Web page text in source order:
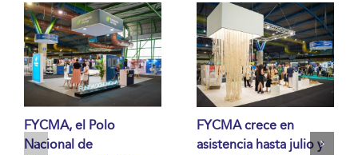
FYCMA, el Polo
Nacional de
FYCMA crece en
asistencia hasta julio y